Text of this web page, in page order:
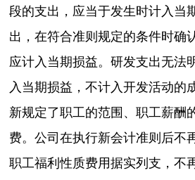
段的支出，应当于发生时计入当
出，在符合准则规定的条件时确
应计入当期损益。研发支出无法
入当期损益，不计入开发活动的
新规定了职工的范围、职工薪酬
费。公司在执行新会计准则后不
职工福利性质费用据实列支，不